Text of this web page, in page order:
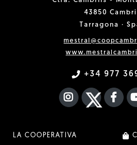
43850
Tarragona ·
+34 977
INSTAGRAM
LA COOPERATIVA